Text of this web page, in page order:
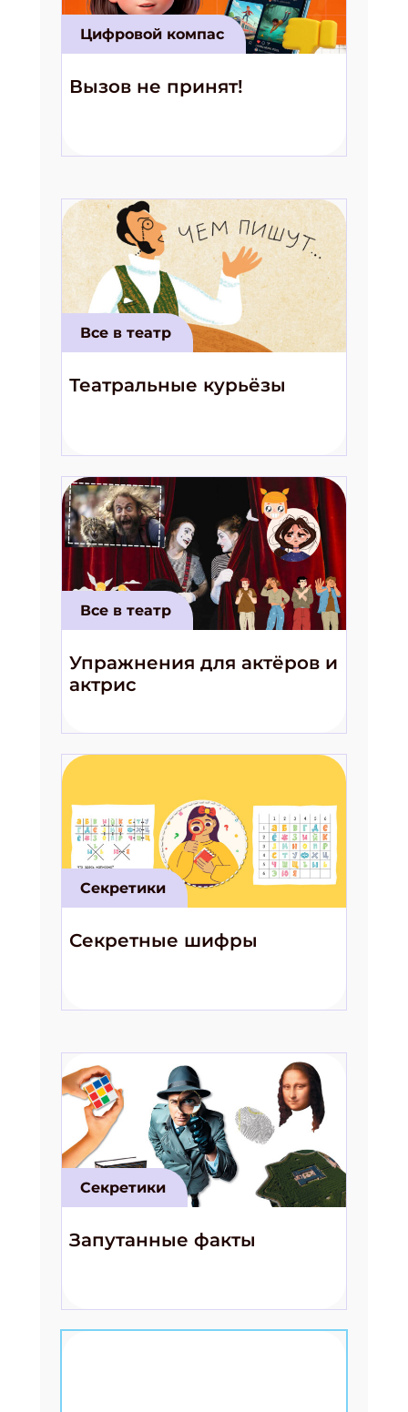
Цифровой компас
Вызов не принят!
Все в театр
Театральные курьёзы
Все в театр
Упражнения для актёров и
актрис
Секретики
Секретные шифры
Секретики
Запутанные факты